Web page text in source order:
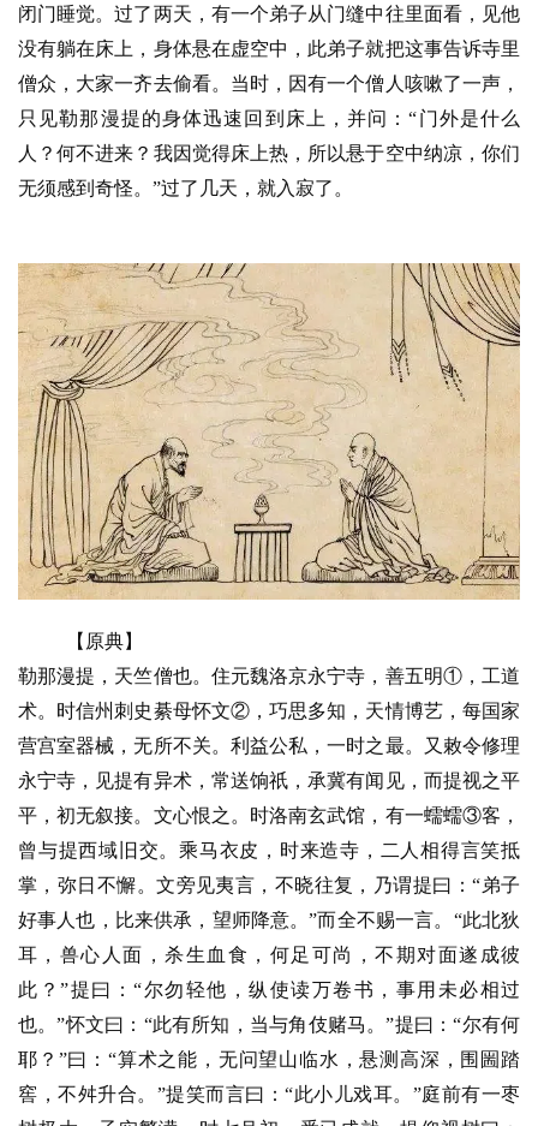
资
讯
点
僧
音
高
僧
访
谈
心
乐
菩
提
专
闭门睡觉。过了两天，有一个弟子从门缝中往里面看，见他
没有躺在床上，身体悬在虚空中，此弟子就把这事告诉寺里
僧众，大家一齐去偷看。当时，因有一个僧人咳嗽了一声，
只见勒那漫提的身体迅速回到床上，并问：“门外是什么
人？何不进来？我因觉得床上热，所以悬于空中纳凉，你们
无须感到奇怪。”过了几天，就入寂了。
【原典】
勒那漫提，天竺僧也。住元魏洛京永宁寺，善五明①，工道
术。时信州刺史綦母怀文②，巧思多知，天情博艺，每国家
营宫室器械，无所不关。利益公私，一时之最。又敕令修理
永宁寺，见提有异术，常送饷祇，承冀有闻见，而提视之平
平，初无叙接。文心恨之。时洛南玄武馆，有一蠕蠕③客，
曾与提西域旧交。乘马衣皮，时来造寺，二人相得言笑抵
掌，弥日不懈。文旁见夷言，不晓往复，乃谓提曰：“弟子
好事人也，比来供承，望师降意。”而全不赐一言。“此北狄
耳，兽心人面，杀生血食，何足可尚，不期对面遂成彼
此？”提曰：“尔勿轻他，纵使读万卷书，事用未必相过
也。”怀文曰：“此有所知，当与角伎赌马。”提曰：“尔有何
耶？”曰：“算术之能，无问望山临水，悬测高深，围圌踏
窖，不舛升合。”提笑而言曰：“此小儿戏耳。”庭前有一枣